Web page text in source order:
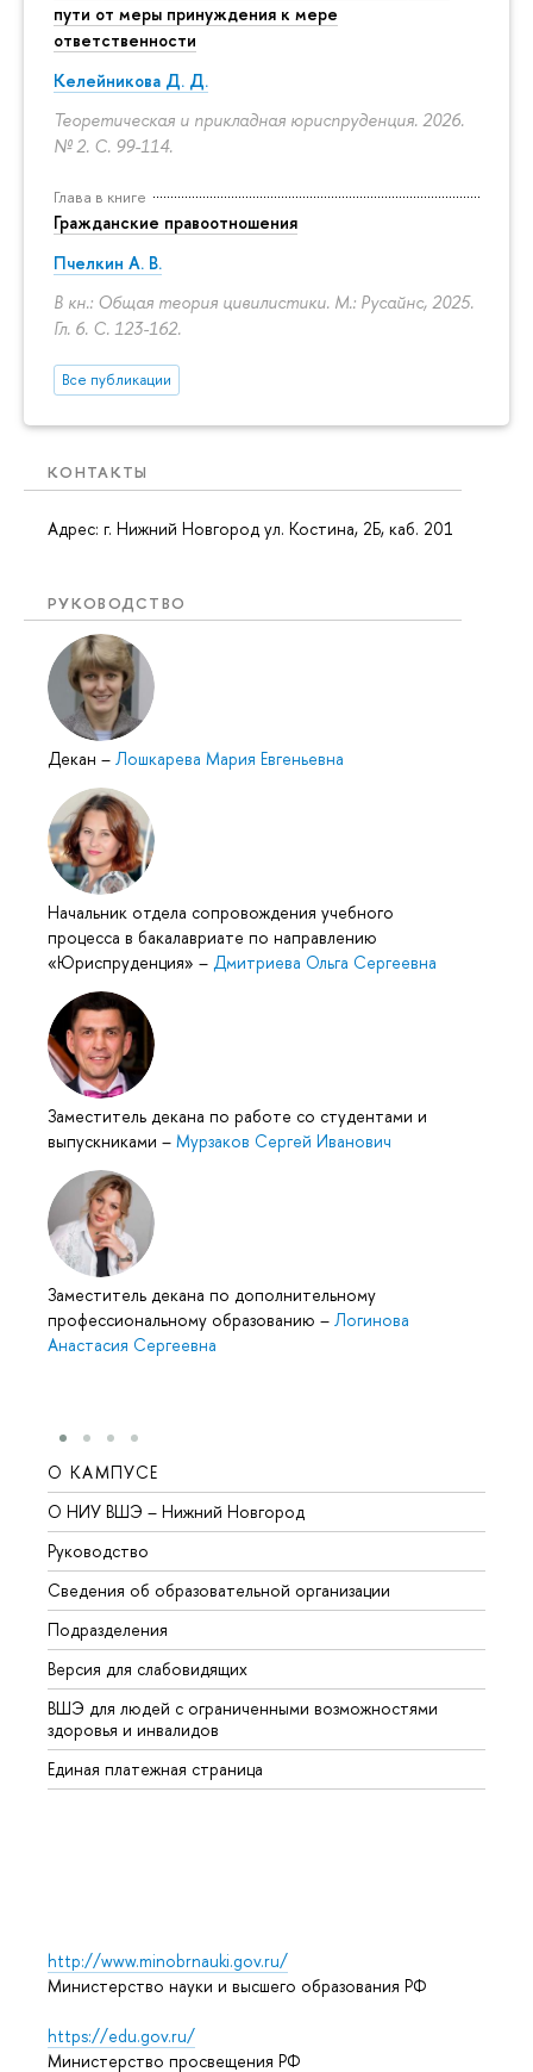
пути от меры принуждения к мере
ответственности
Келейникова Д. Д.
Теоретическая и прикладная юриспруденция. 2026.
№ 2. С. 99-114.
Глава в книге
Гражданские правоотношения
Пчелкин А. В.
В кн.: Общая теория цивилистики. М.: Русайнс, 2025.
Гл. 6. С. 123-162.
Все публикации
КОНТАКТЫ
Адрес: г. Нижний Новгород ул. Костина, 2Б, каб. 201
РУКОВОДСТВО
Декан – Лошкарева Мария Евгеньевна
Начальник отдела сопровождения учебного
процесса в бакалавриате по направлению
«Юриспруденция» – Дмитриева Ольга Сергеевна
Заместитель декана по работе со студентами и
выпускниками – Мурзаков Сергей Иванович
Заместитель декана по дополнительному
профессиональному образованию – Логинова
Анастасия Сергеевна
О КАМПУСЕ
О НИУ ВШЭ – Нижний Новгород
Руководство
Сведения об образовательной организации
Подразделения
Версия для слабовидящих
ВШЭ для людей с ограниченными возможностями
здоровья и инвалидов
Единая платежная страница
http://www.minobrnauki.gov.ru/
Министерство науки и высшего образования РФ
https://edu.gov.ru/
Министерство просвещения РФ